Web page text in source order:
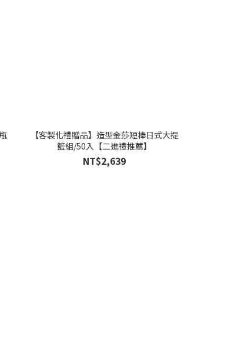
【客製化禮贈品】造型金莎短棒日式大提
籃組/50入【二進禮推薦】
NT$2,639